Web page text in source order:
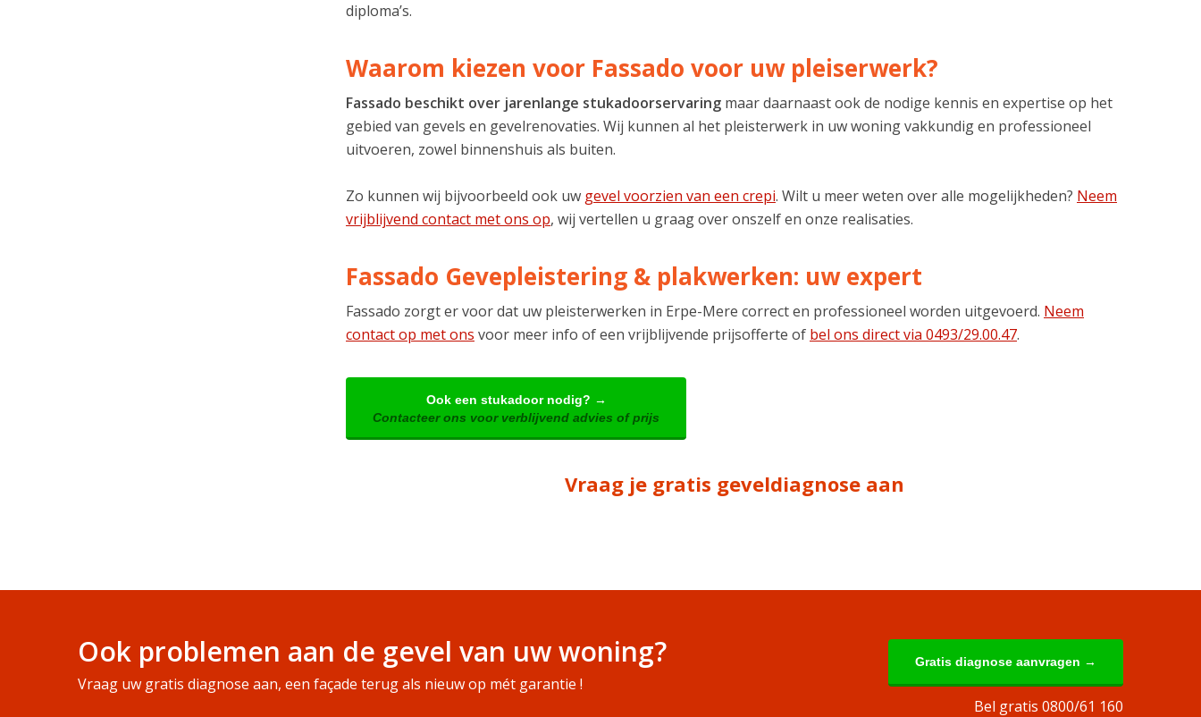
diploma’s.
Waarom kiezen voor Fassado voor uw pleiserwerk?
Fassado beschikt over jarenlange stukadoorservaring maar daarnaast ook de nodige kennis en expertise op het
gebied van gevels en gevelrenovaties. Wij kunnen al het pleisterwerk in uw woning vakkundig en professioneel
uitvoeren, zowel binnenshuis als buiten.
Zo kunnen wij bijvoorbeeld ook uw gevel voorzien van een crepi. Wilt u meer weten over alle mogelijkheden? Neem
vrijblijvend contact met ons op, wij vertellen u graag over onszelf en onze realisaties.
Fassado Gevepleistering & plakwerken: uw expert
Fassado zorgt er voor dat uw pleisterwerken in Erpe-Mere correct en professioneel worden uitgevoerd. Neem
contact op met ons voor meer info of een vrijblijvende prijsofferte of bel ons direct via 0493/29.00.47.
Ook een stukadoor nodig? →
Contacteer ons voor verblijvend advies of prijs
Vraag je gratis geveldiagnose aan
Ook problemen aan de gevel van uw woning?
Vraag uw gratis diagnose aan, een façade terug als nieuw op mét garantie !
Gratis diagnose aanvragen →
Bel gratis 0800/61 160